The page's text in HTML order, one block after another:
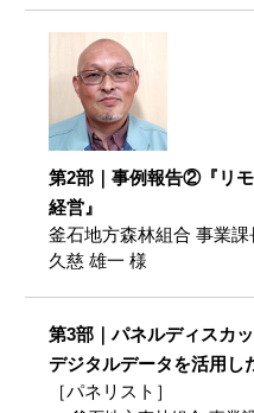
第2部｜事例報告②『リ
経営』
釜石地方森林組合 事業
久慈 雄一 様
第3部｜パネルディスカ
デジタルデータを活用し
［パネリスト］